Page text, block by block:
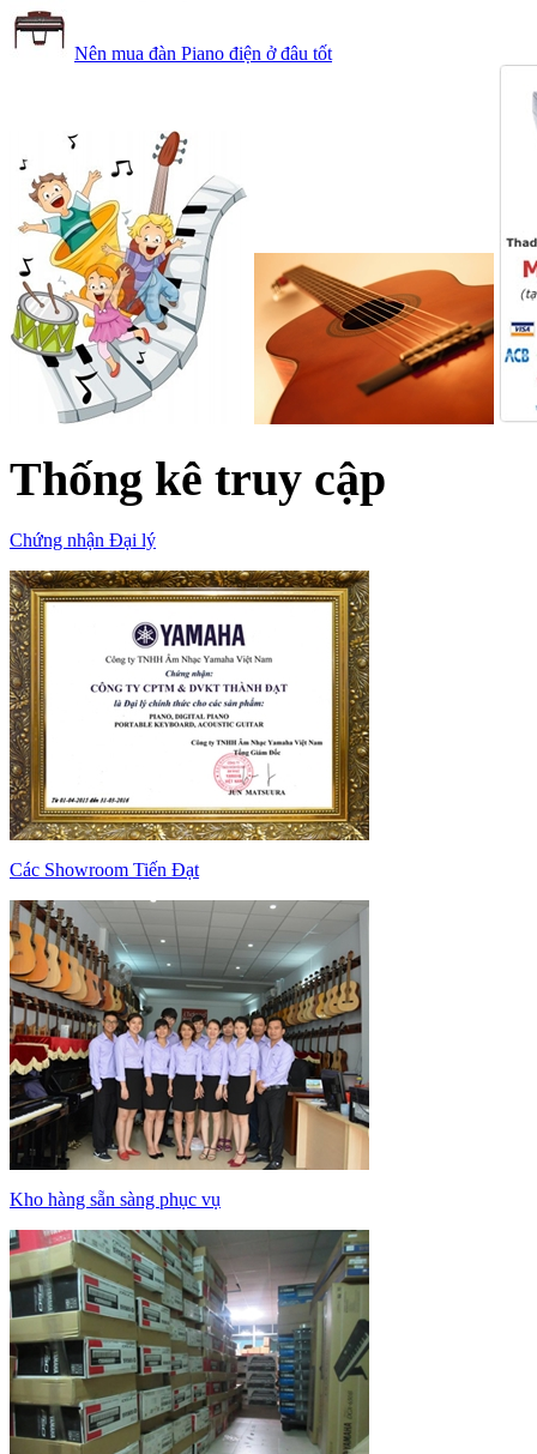
Nên mua đàn Piano điện ở đâu tốt
Thống kê truy cập
Chứng nhận Đại lý
Các Showroom Tiến Đạt
Kho hàng sẵn sàng phục vụ